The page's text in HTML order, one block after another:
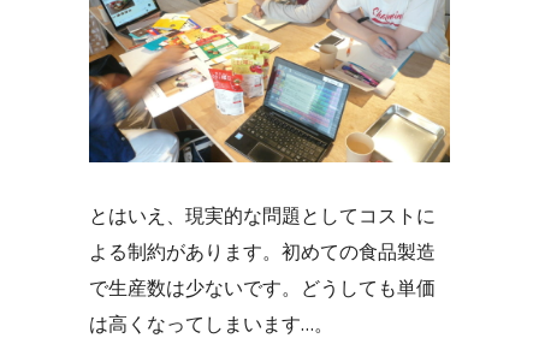
とはいえ、現実的な問題としてコストに
よる制約があります。初めての食品製造
で生産数は少ないです。どうしても単価
は高くなってしまいます…。